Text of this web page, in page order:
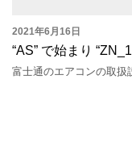
2021年6月16日
“AS” で始まり
富士通のエアコンの取扱